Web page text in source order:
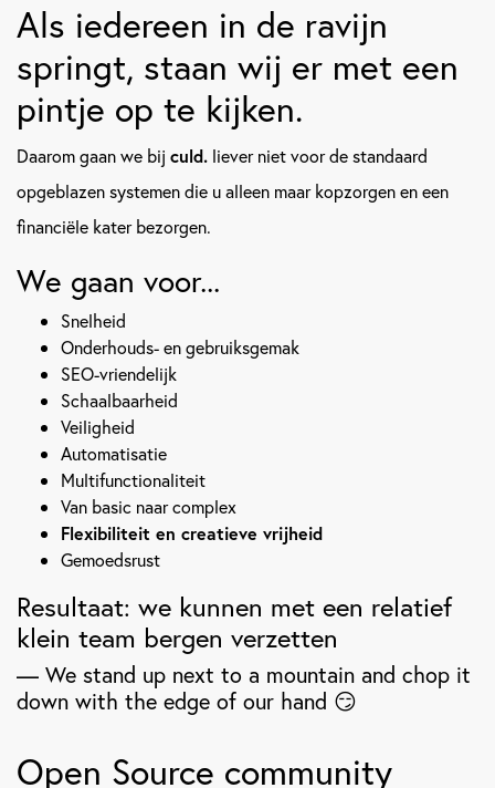
Als iedereen in de ravijn
springt, staan wij er met een
pintje op te kijken.
Daarom gaan we bij culd. liever niet voor de standaard
opgeblazen systemen die u alleen maar kopzorgen en een
financiële kater bezorgen.
We gaan voor...
Snelheid
Onderhouds- en gebruiksgemak
SEO-vriendelijk
Schaalbaarheid
Veiligheid
Automatisatie
Multifunctionaliteit
Van basic naar complex
Flexibiliteit en creatieve vrijheid
Gemoedsrust
Resultaat: we kunnen met een relatief
klein team bergen verzetten
— We stand up next to a mountain and chop it
down with the edge of our hand 😏
Open Source community